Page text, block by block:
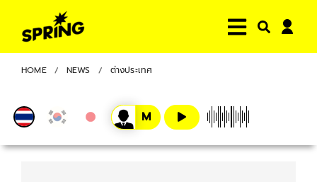
HOME NEWS ต่างประเทศ